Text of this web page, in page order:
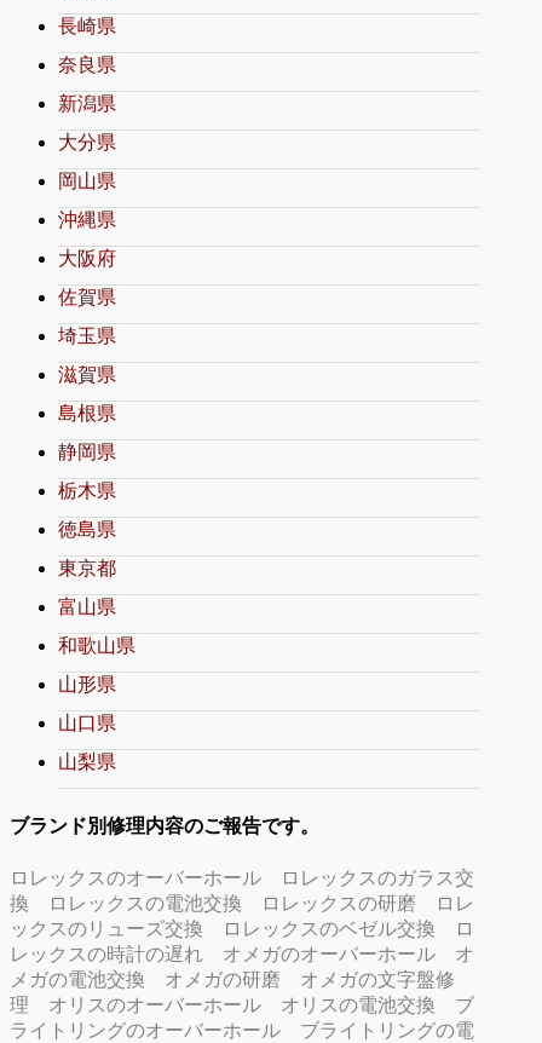
長崎県
奈良県
新潟県
大分県
岡山県
沖縄県
大阪府
佐賀県
埼玉県
滋賀県
島根県
静岡県
栃木県
徳島県
東京都
富山県
和歌山県
山形県
山口県
山梨県
ブランド別修理内容のご報告です。
ロレックスのオーバーホール
ロレックスのガラス交
換
ロレックスの電池交換 ロレックスの研磨
ロレ
ックスのリューズ交換
ロレックスのベゼル交換
ロ
レックスの時計の遅れ
オメガのオーバーホール
オ
メガの電池交換
オメガの研磨
オメガの文字盤修
理
オリスのオーバーホール オリスの電池交換
ブ
ライトリングのオーバーホール
ブライトリングの電